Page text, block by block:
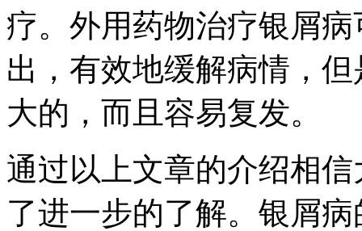
疗。外用药物治疗银屑病
出，有效地缓解病情，
大的，而且容易复发。
通过以上文章的介绍相
了进一步的了解。银屑